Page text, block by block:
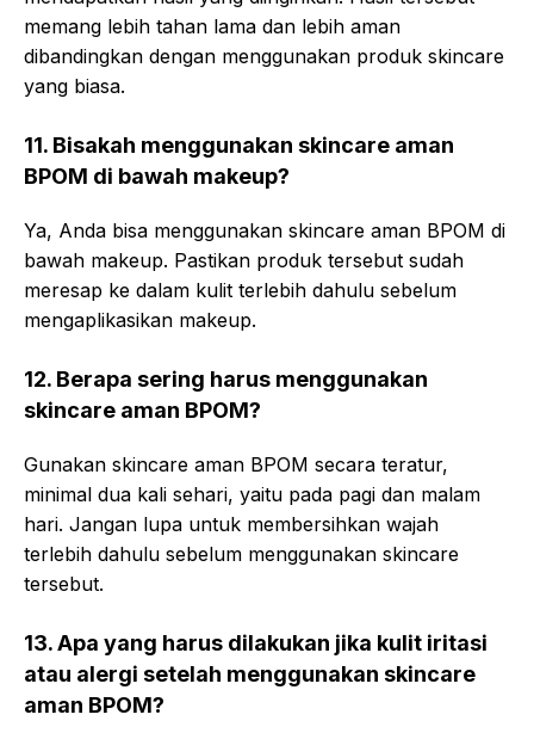
memang lebih tahan lama dan lebih aman
dibandingkan dengan menggunakan produk skincare
yang biasa.
11. Bisakah menggunakan skincare aman
BPOM di bawah makeup?
Ya, Anda bisa menggunakan skincare aman BPOM di
bawah makeup. Pastikan produk tersebut sudah
meresap ke dalam kulit terlebih dahulu sebelum
mengaplikasikan makeup.
12. Berapa sering harus menggunakan
skincare aman BPOM?
Gunakan skincare aman BPOM secara teratur,
minimal dua kali sehari, yaitu pada pagi dan malam
hari. Jangan lupa untuk membersihkan wajah
terlebih dahulu sebelum menggunakan skincare
tersebut.
13. Apa yang harus dilakukan jika kulit iritasi
atau alergi setelah menggunakan skincare
aman BPOM?